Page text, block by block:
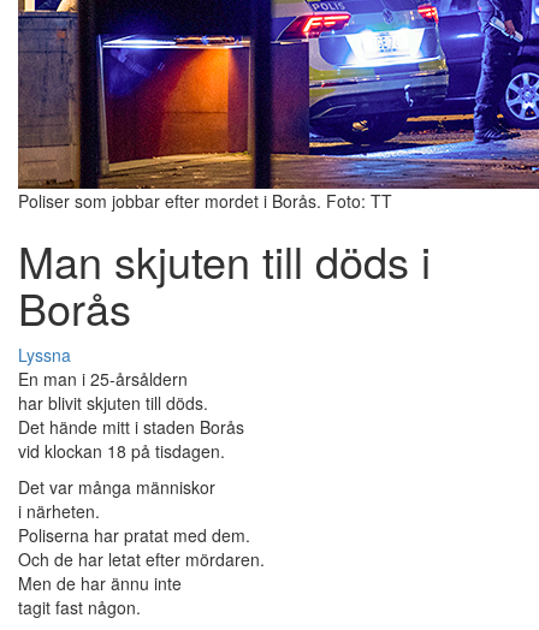
Poliser som jobbar efter mordet i Borås. Foto: TT
Man skjuten till döds i
Borås
Lyssna
En man i 25-årsåldern
har blivit skjuten till döds.
Det hände mitt i staden Borås
vid klockan 18 på tisdagen.
Det var många människor
i närheten.
Poliserna har pratat med dem.
Och de har letat efter mördaren.
Men de har ännu inte
tagit fast någon.